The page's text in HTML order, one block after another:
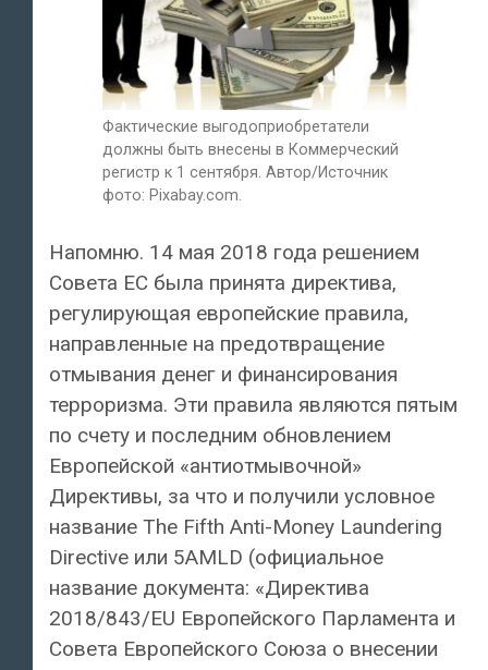
Фактические выгодоприобретатели
должны быть внесены в Коммерческий
регистр к 1 сентября. Автор/Источник
фото: Pixabay.com.
Напомню. 14 мая 2018 года решением
Совета ЕС была принята директива,
регулирующая европейские правила,
направленные на предотвращение
отмывания денег и финансирования
терроризма. Эти правила являются пятым
по счету и последним обновлением
Европейской «антиотмывочной»
Директивы, за что и получили условное
название The Fifth Anti-Money Laundering
Directive или 5AMLD (официальное
название документа: «Директива
2018/843/EU Европейского Парламента и
Совета Европейского Союза о внесении